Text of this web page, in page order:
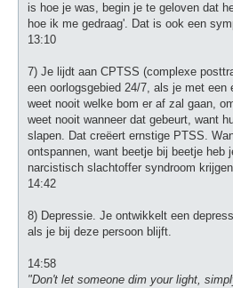
is hoe je was, begin je te geloven dat
hoe ik me gedraag'. Dat is ook een
13:10
7) Je lijdt aan CPTSS (complexe
een oorlogsgebied 24/7, als je met
weet nooit welke bom er af zal gaan,
weet nooit wanneer dat gebeurt, want
slapen. Dat creëert ernstige PTSS.
ontspannen, want beetje bij beetje
narcistisch slachtoffer syndroom
14:42
8) Depressie. Je ontwikkelt een
als je bij deze persoon blijft.
14:58
"Don't let someone dim your light,